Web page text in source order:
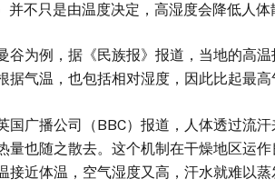
并不只是由温度决定，高湿度会降低人体
为例，据《民族报》报道，当地的高温
据气温，也包括相对湿度，因此比起最
广播公司（BBC）报道，人体透过流汗
量也随之散去。这个机制在干燥地区运
接近体温，空气湿度又高，汗水就难以蒸